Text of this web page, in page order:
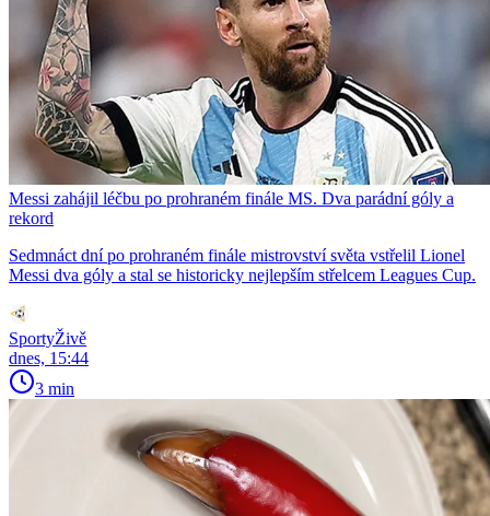
Messi zahájil léčbu po prohraném finále MS. Dva parádní góly a
rekord
Sedmnáct dní po prohraném finále mistrovství světa vstřelil Lionel
Messi dva góly a stal se historicky nejlepším střelcem Leagues Cup.
SportyŽivě
dnes, 15:44
3 min